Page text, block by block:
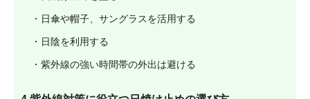
・日傘や帽子、サングラスを活用する
・日陰を利用する
・紫外線の強い時間帯の外出は避ける